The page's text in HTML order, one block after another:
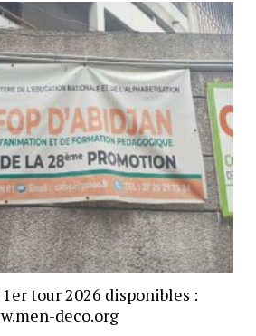
tour 2026 disponibles :
deco.org